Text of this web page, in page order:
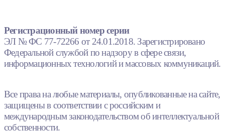
Регистрационный номер серии
ЭЛ № ФС 77-72266 от 24.01.2018. Зарегистрировано
Федеральной службой по надзору в сфере связи,
информационных технологий и массовых коммуникаций.
Все права на любые материалы, опубликованные на сайте,
защищены в соответствии с российским и
международным законодательством об интеллектуальной
собственности.